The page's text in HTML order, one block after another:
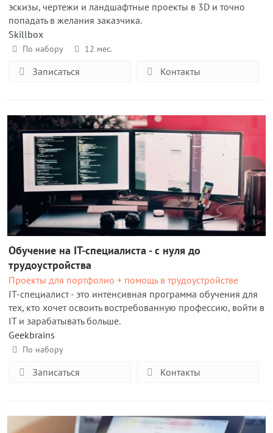
эскизы, чертежи и ландшафтные проекты в 3D и точно
попадать в желания заказчика.
Skillbox
По набору 12 мес.
Записаться Контакты
Обучение на IT-специалиста - с нуля до
трудоустройства
Проекты для портфолио + помощь в трудоустройстве
IT-специалист - это интенсивная программа обучения для
тех, кто хочет освоить востребованную профессию, войти в
IT и зарабатывать больше.
Geekbrains
По набору
Записаться Контакты